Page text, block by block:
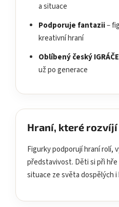
a situace
Podporuje fantazii–
kreativní hraní
Oblíbený český
už po generace
Hraní, které rozvíjí
Figurky podporují hraní rolí,
představivost. Děti si při
situace ze světa dospělých